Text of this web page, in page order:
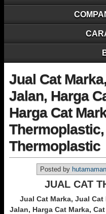
Jual Cat
Jalan, Harga
Harga Cat
Thermoplastic
Posted by
JUAL CAT
Jual Cat Marka, Jual Cat
Jalan, Harga Cat Marka,